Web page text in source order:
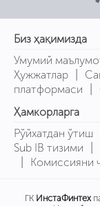
Биз ҳақимизда
Умумий
Ҳужжатлар |
платформаси
|
Ҳамкорларга
Рўйхатдан ўтиш
Sub IB тизими |
| Комиссияни
ГК ИнстаФинтех